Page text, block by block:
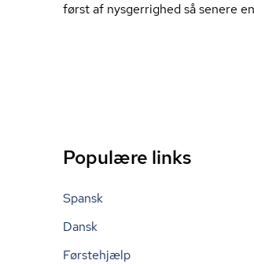
først af nysgerrighed så senere
Populære links
Spansk
Dansk
Førstehjælp